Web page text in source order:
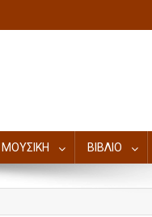
ΜΟΥΣΙΚΗ ΒΙΒΛΙΟ